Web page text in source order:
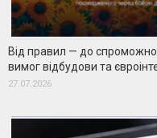
Від правил — до
вимог відбудови та
27.07.2026